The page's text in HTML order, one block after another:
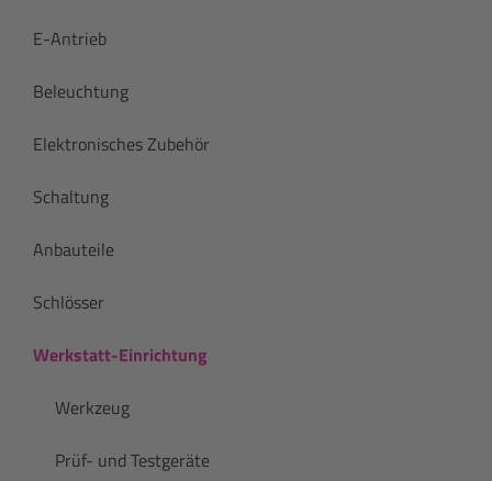
E-Antrieb
Beleuchtung
Elektronisches Zubehör
Schaltung
Anbauteile
Schlösser
Werkstatt-Einrichtung
Werkzeug
Prüf- und Testgeräte